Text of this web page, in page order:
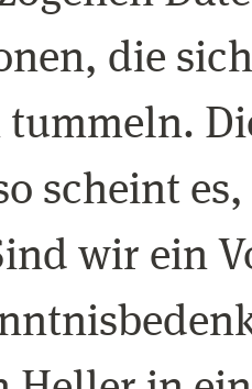
die
scheint
wir ein